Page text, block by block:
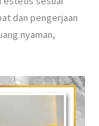
dan pengerjaan
nyaman,